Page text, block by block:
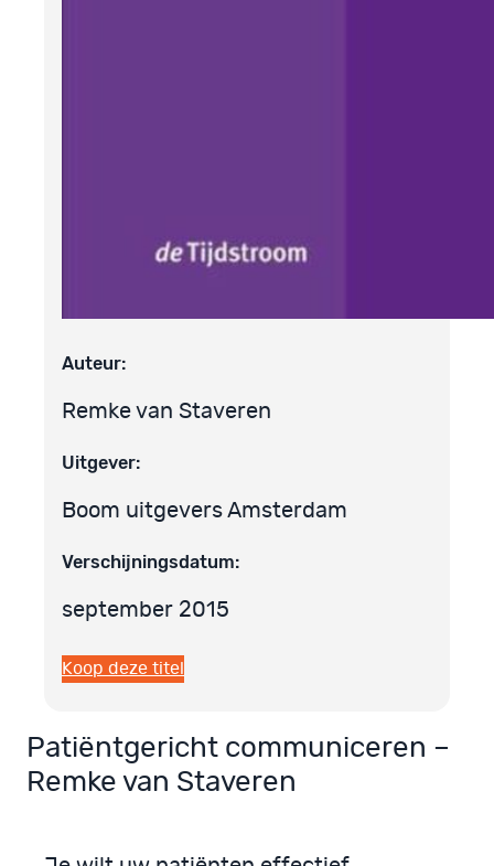
Auteur:
Remke van Staveren
Uitgever:
Boom uitgevers Amsterdam
Verschijningsdatum:
september 2015
Koop deze titel
Patiëntgericht communiceren –
Remke van Staveren